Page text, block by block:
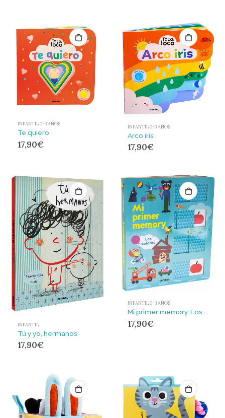
INFANTIL 0-3 AÑOS
Te quiero
17,90€
INFANTIL 0-3 AÑOS
Arco iris
17,90€
INFANTIL
Tú y yo, hermanos
17,90€
INFANTIL 0-3 AÑOS
Mi primer memory. Los colores
17,90€